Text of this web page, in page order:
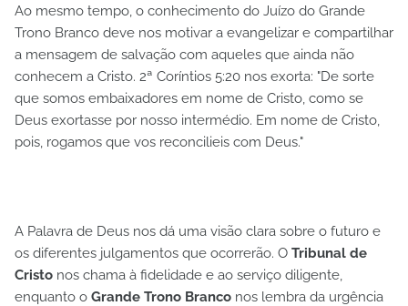
Ao mesmo tempo, o conhecimento do Juízo do Grande
Trono Branco deve nos motivar a evangelizar e compartilhar
a mensagem de salvação com aqueles que ainda não
conhecem a Cristo. 2ª Coríntios 5:20 nos exorta: "De sorte
que somos embaixadores em nome de Cristo, como se
Deus exortasse por nosso intermédio. Em nome de Cristo,
pois, rogamos que vos reconcilieis com Deus."
A Palavra de Deus nos dá uma visão clara sobre o futuro e
os diferentes julgamentos que ocorrerão. O Tribunal de
Cristo nos chama à fidelidade e ao serviço diligente,
enquanto o Grande Trono Branco nos lembra da urgência